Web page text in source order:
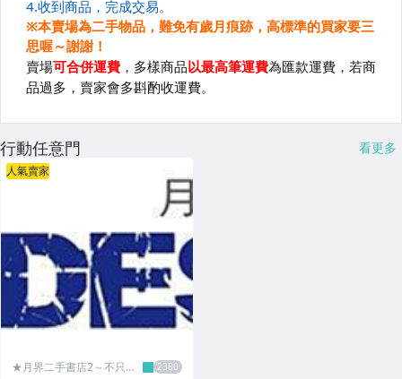
行動任意門 看更多
人氣賣家
★月界二手書店2～不只是